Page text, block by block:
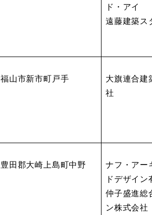
ド・アイ
遠藤建築ス
福山市新市町戸手
大旗連合建
社
豊田郡大崎上島町中野
ナフ・アー
ドデザイン
仲子盛進総
ン株式会社